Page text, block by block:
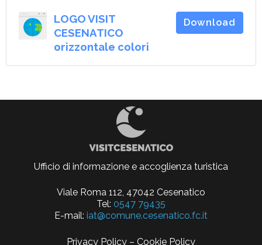
LOGO VISIT
CESENATICO
orizzontale colori
Download
Ufficio di informazione e accoglienza turistica
Viale Roma 112, 47042 Cesenatico
Tel: 0547 79435
E-mail: iat@comune.cesenatico.fc.it
Privacy Policy – Cookie Policy